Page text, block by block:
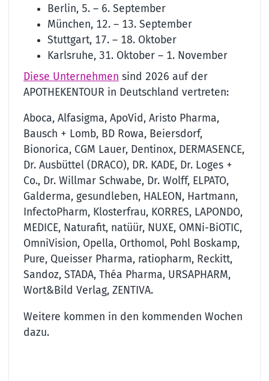
Berlin, 5. – 6. September
München, 12. – 13. September
Stuttgart, 17. – 18. Oktober
Karlsruhe, 31. Oktober – 1. November
Diese Unternehmen sind 2026 auf der
APOTHEKENTOUR in Deutschland vertreten:
Aboca, Alfasigma, ApoVid, Aristo Pharma,
Bausch + Lomb, BD Rowa, Beiersdorf,
Bionorica, CGM Lauer, Dentinox, DERMASENCE,
Dr. Ausbüttel (DRACO), DR. KADE, Dr. Loges +
Co., Dr. Willmar Schwabe, Dr. Wolff, ELPATO,
Galderma, gesundleben, HALEON, Hartmann,
InfectoPharm, Klosterfrau, KORRES, LAPONDO,
MEDICE, Naturafit, natüür, NUXE, OMNi-BiOTIC,
OmniVision, Opella, Orthomol, Pohl Boskamp,
Pure, Queisser Pharma, ratiopharm, Reckitt,
Sandoz, STADA, Théa Pharma, URSAPHARM,
Wort&Bild Verlag, ZENTIVA.
Weitere kommen in den kommenden Wochen
dazu.